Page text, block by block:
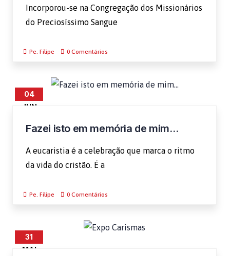
Incorporou-se na Congregação dos Missionários
do Preciosíssimo Sangue
Pe. Filipe 0 Comentários
04
JUN
Fazei isto em memória de mim…
A eucaristia é a celebração que marca o ritmo
da vida do cristão. É a
Pe. Filipe 0 Comentários
31
MAI